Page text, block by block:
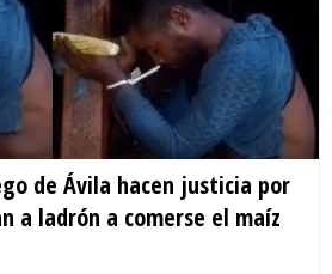
de Ávila hacen justicia por
a ladrón a comerse el maíz